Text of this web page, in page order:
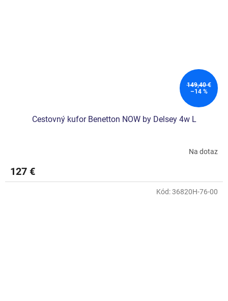
149,40 €
–14 %
Cestovný kufor Benetton NOW by Delsey 4w L
Na dotaz
127 €
Kód:36820H-76-00